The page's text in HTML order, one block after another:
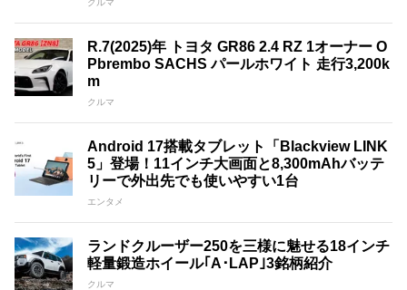
クルマ
R.7(2025)年 トヨタ GR86 2.4 RZ 1オーナー O
Pbrembo SACHS パールホワイト 走行3,200k
m
クルマ
Android 17搭載タブレット「Blackview LINK
5」登場！11インチ大画面と8,300mAhバッテ
リーで外出先でも使いやすい1台
エンタメ
ランドクルーザー250を三様に魅せる18インチ
軽量鍛造ホイール｢A･LAP｣3銘柄紹介
クルマ